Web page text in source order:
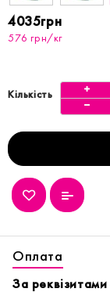
4035грн
576 грн/кг
Кількість
Оплата
За реквізитами